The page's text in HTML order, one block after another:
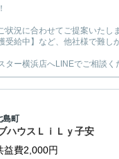
況に合わせてご提案いたしま
給中】など、他社様で難し
ー横浜店へLINEでご相談く
島町
ハウスＬｉＬｙ子安
益費2,000円